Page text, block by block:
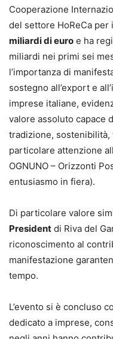
Cooperazione
del settore HoReCa per
miliardi di euro e ha
miliardi nei primi sei
l’importanza di
sostegno all’export e
imprese italiane,
valore assoluto capace
tradizione,
particolare attenzione
OGNUNO – Orizzonti
entusiasmo in fiera).
Di particolare valore
President di Riva del
riconoscimento al
manifestazione
tempo.
L’evento si è concluso
dedicato a imprese,